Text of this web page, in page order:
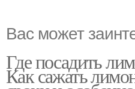
Вас может
Где посадить
Как сажать